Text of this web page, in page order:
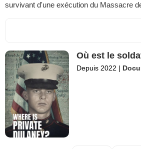
survivant d'une exécution du Massacre
Où est le
Depuis 2022 |